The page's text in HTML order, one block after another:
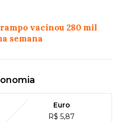
vacinou 280 mil
semana
Euro
R$ 5,87